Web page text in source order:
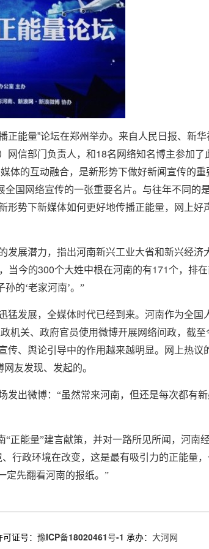
能量”论坛在郑州举办。来自人民日报、新
网信部门负责人，和18名网络知名博主参加了
体的互动融合，是新形势下做好新闻宣传的重
全国网络宣传的一张重要名片。与往年不同的
形势下新媒体如何更好地传播正能量，网上好
展潜力，指出河南新兴工业大省和新兴经济
当今的300个大姓中根在河南的有171个，排
的‘老家河南’。”
发展，全媒体时代已经到来。河南作为全国
机关、政府官员使用微博开展网络问政，截至
传、舆论引导中的作用越来越明显。网上热议
友发现、发起的。
发出微博：“虽然常来河南，但还是每次都有
正能量”建言献策，并对一路所见所闻，河南
行政环境在改变，这是最有吸引力的正能量
定先翻看河南的报纸。”
证号： 豫ICP备18020461号-1 承办： 大河网